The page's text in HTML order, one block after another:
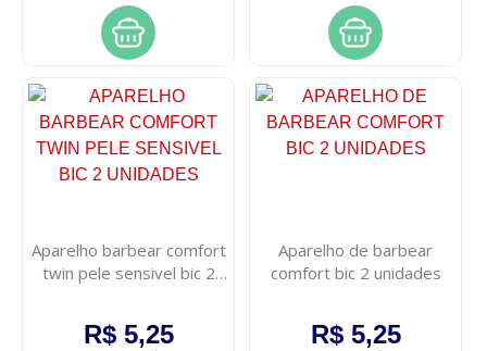
Aparelho barbear comfort
twin pele sensivel bic 2
R$ 5,25
Aparelho de barbear
comfort bic 2 unidades
R$ 5,25